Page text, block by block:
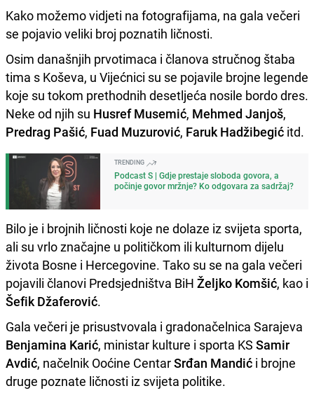
Kako možemo vidjeti na fotografijama, na gala večeri
se pojavio veliki broj poznatih ličnosti.
Osim današnjih prvotimaca i članova stručnog štaba
tima s Koševa, u Vijećnici su se pojavile brojne legende
koje su tokom prethodnih desetljeća nosile bordo dres.
Neke od njih su Husref Musemić, Mehmed Janjoš,
Predrag Pašić, Fuad Muzurović, Faruk Hadžibegić itd.
TRENDING
Podcast S | Gdje prestaje sloboda govora, a
počinje govor mržnje? Ko odgovara za sadržaj?
Bilo je i brojnih ličnosti koje ne dolaze iz svijeta sporta,
ali su vrlo značajne u političkom ili kulturnom dijelu
života Bosne i Hercegovine. Tako su se na gala večeri
pojavili članovi Predsjedništva BiH Željko Komšić, kao i
Šefik Džaferović.
Gala večeri je prisustvovala i gradonačelnica Sarajeva
Benjamina Karić, ministar kulture i sporta KS Samir
Avdić, načelnik Ooćine CentarSrđan Mandić i brojne
druge poznate ličnosti iz svijeta politike.